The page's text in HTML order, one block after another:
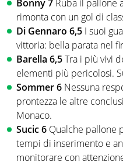
Bonny 7 Ruba il pallone
rimonta con un gol di
Di Gennaro 6,5 I suoi
vittoria: bella parata nel
Barella 6,5Tra i più vivi
elementi più pericolosi.
Sommer 6 Nessuna
prontezza le altre
Monaco.
Sucic 6 Qualche
tempi di inserimento e
monitorare con